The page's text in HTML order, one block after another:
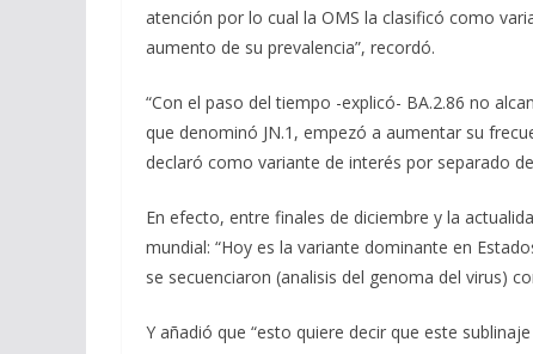
atención por lo cual la OMS la clasificó como
aumento de su prevalencia”, recordó.
“Con el paso del tiempo -explicó- BA.2.86 no
que denominó JN.1, empezó a aumentar su
declaró como variante de interés por separado
En efecto, entre finales de diciembre y la
mundial: “Hoy es la variante dominante en
se secuenciaron (analisis del genoma del virus)
Y añadió que “esto quiere decir que este